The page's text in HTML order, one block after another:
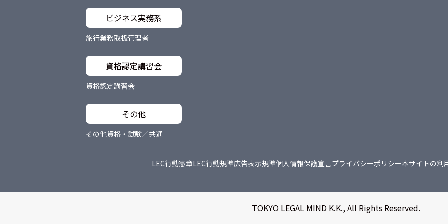
ビジネス実務系
旅行業務取扱管理者
資格認定講習会
資格認定講習会
その他
その他資格・試験／共通
LEC行動憲章LEC行動規準広告表示規準個人情報保護宣言プライバシーポリシー本サイトの利
TOKYO LEGAL MIND K.K., All Rights Reserved.